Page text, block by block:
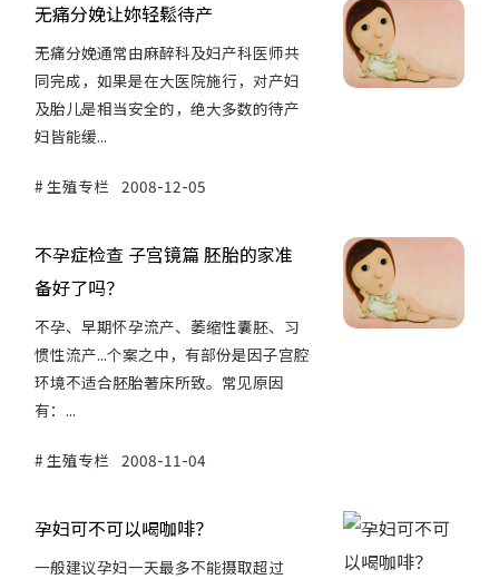
无痛分娩让妳轻鬆待产
无痛分娩通常由麻醉科及妇产科医师共
同完成，如果是在大医院施行，对产妇
及胎儿是相当安全的，绝大多数的待产
妇皆能缓...
生殖专栏 2008-12-05
不孕症检查 子宫镜篇 胚胎的家准
备好了吗？
不孕、早期怀孕流产、萎缩性囊胚、习
惯性流产...个案之中，有部份是因子宫腔
环境不适合胚胎著床所致。常见原因
有：...
生殖专栏 2008-11-04
孕妇可不可以喝咖啡？
一般建议孕妇一天最多不能摄取超过